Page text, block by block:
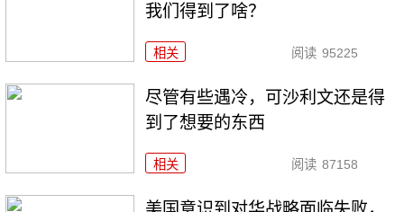
我们得到了啥？
相关 阅读 95225
尽管有些遇冷，可沙利文还是得
到了想要的东西
相关 阅读 87158